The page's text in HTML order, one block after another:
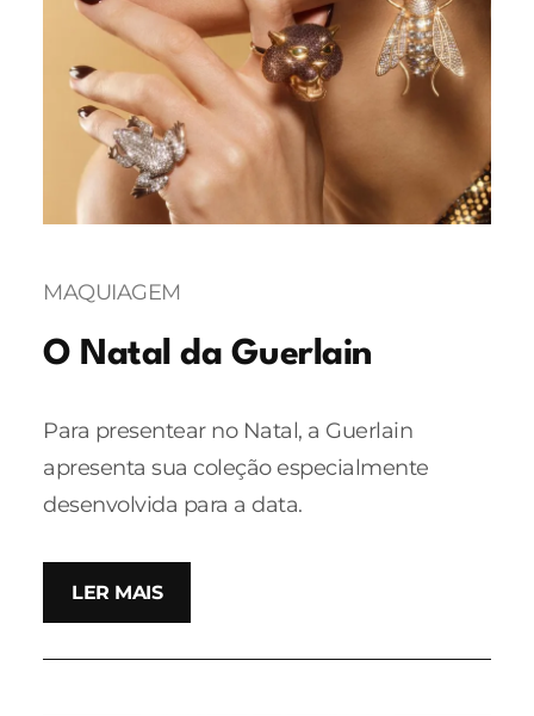
MAQUIAGEM
O Natal da Guerlain
Para presentear no Natal, a Guerlain
apresenta sua coleção especialmente
desenvolvida para a data.
LER MAIS